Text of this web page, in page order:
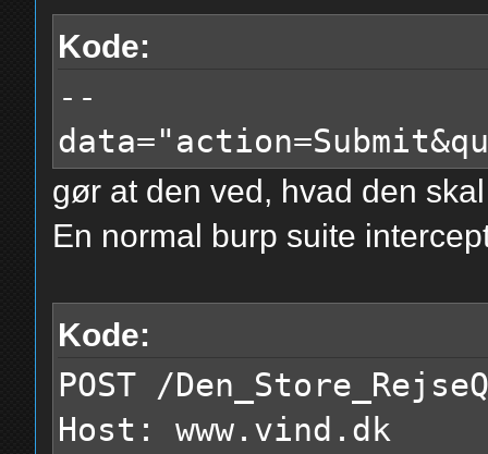
Kode:
--
gør at den ved, hvad den
En normal burp suite
Kode:
POST /
Host: www.vind.dk